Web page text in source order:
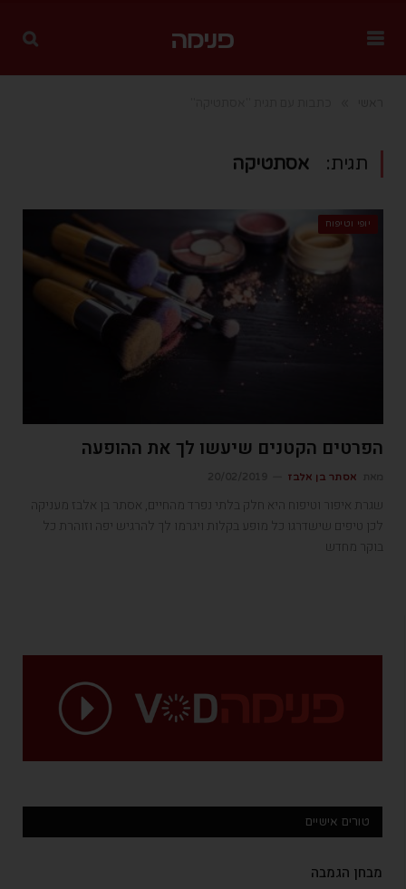
תגית: אסתטיקה
יופי וטיפוח
הפרטים הקטנים שיעשו לך את ההופעה
אסתר בן אלבז
שגרת איפור וטיפוח היא חלק בלתי נפרד מהחיים, אסתר בן אלבז מעניקה
לכן טיפים שישדרגו כל מופע בקלות ויגרמו לך להרגיש יפה וזוהרת כל
בוקר מחדש
טורים אישיים
מבחן הגמבה